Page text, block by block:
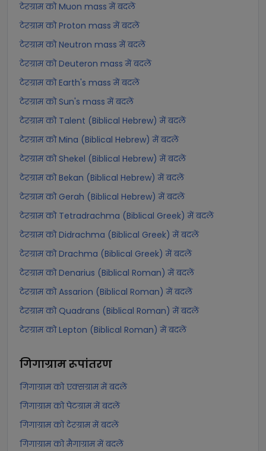
टेरग्राम को Muon mass में बदलें
टेरग्राम को Proton mass में बदलें
टेरग्राम को Neutron mass में बदलें
टेरग्राम को Deuteron mass में बदलें
टेरग्राम को Earth's mass में बदलें
टेरग्राम को Sun's mass में बदलें
टेरग्राम को Talent (Biblical Hebrew) में बदलें
टेरग्राम को Mina (Biblical Hebrew) में बदलें
टेरग्राम को Shekel (Biblical Hebrew) में बदलें
टेरग्राम को Bekan (Biblical Hebrew) में बदलें
टेरग्राम को Gerah (Biblical Hebrew) में बदलें
टेरग्राम को Tetradrachma (Biblical Greek) में बदलें
टेरग्राम को Didrachma (Biblical Greek) में बदलें
टेरग्राम को Drachma (Biblical Greek) में बदलें
टेरग्राम को Denarius (Biblical Roman) में बदलें
टेरग्राम को Assarion (Biblical Roman) में बदलें
टेरग्राम को Quadrans (Biblical Roman) में बदलें
टेरग्राम को Lepton (Biblical Roman) में बदलें
गिगाग्रामरूपांतरण
गिगाग्राम को एक्सग्राम में बदलें
गिगाग्राम को पेटग्राम में बदलें
गिगाग्राम को टेरग्राम में बदलें
गिगाग्राम को मैगाग्राम में बदलें